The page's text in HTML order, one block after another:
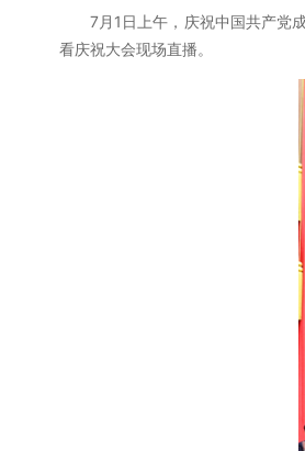
7月1日上午，庆祝中国共产党
看庆祝大会现场直播。